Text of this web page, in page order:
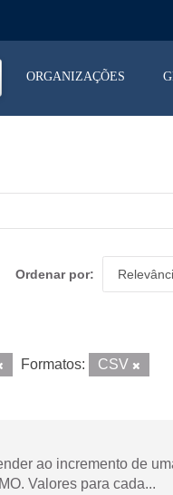
ORGANIZAÇÕES
Ordenar por
Formatos: CSV
ao incremento de
Valores para cada...